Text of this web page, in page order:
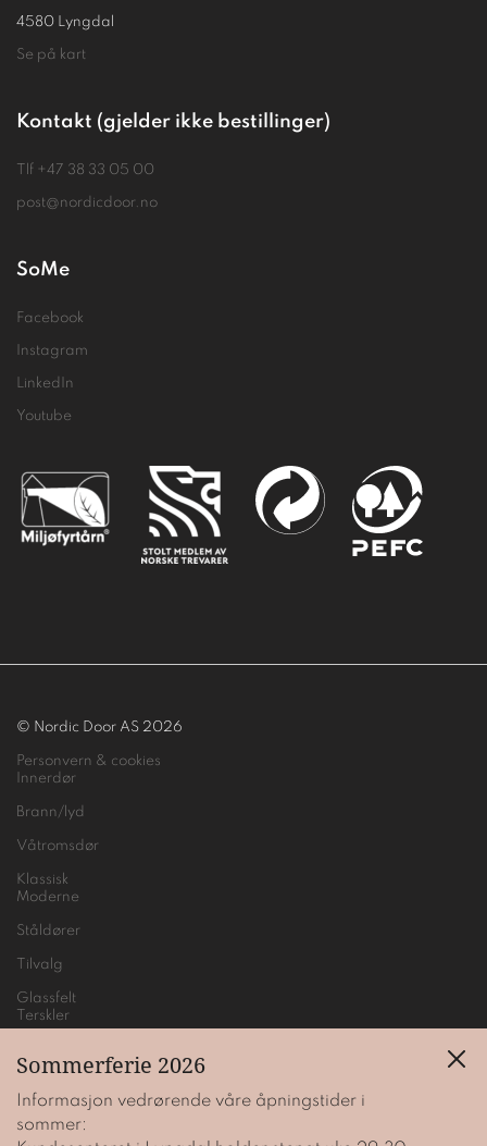
4580 Lyngdal
Se på kart
Kontakt (gjelder ikke bestillinger)
Tlf +47 38 33 05 00
post@nordicdoor.no
SoMe
Facebook
Instagram
LinkedIn
Youtube
© Nordic Door AS 2026
Personvern & cookies
Innerdør
Brann/lyd
Våtromsdør
Klassisk
Moderne
Ståldører
Tilvalg
Glassfelt
Terskler
Sommerferie 2026
Informasjon vedrørende våre åpningstider i
sommer: